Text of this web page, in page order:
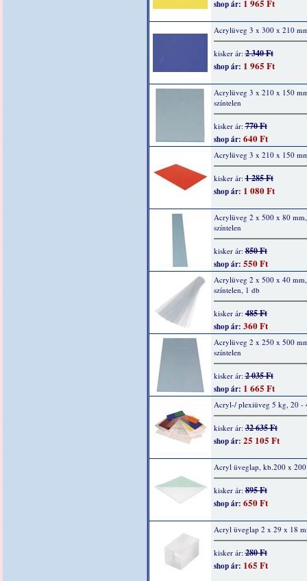
shop ár: 1 965 Ft
Acrylüveg 3 x 300 x 210
kisker ár:2 340 Ft
shop ár: 1 965 Ft
Acrylüveg 3 x 210 x 150
színtelen
kisker ár:770 Ft
shop ár: 640 Ft
Acrylüveg 3 x 210 x 150
kisker ár:1 285 Ft
shop ár: 1 080 Ft
Acrylüveg 2 x 500 x 80 mm,
színtelen
kisker ár:850 Ft
shop ár: 550 Ft
Acrylüveg 2 x 500 x 40 mm,
színtelen, 1 db
kisker ár:485 Ft
shop ár: 360 Ft
Acrylüveg 2 x 250 x 500
színtelen
kisker ár:2 035 Ft
shop ár: 1 665 Ft
Acryl-/ plexiüveg 5 kg, 20 -
kisker ár:32 635 Ft
shop ár: 25 105 Ft
Acryl üveglap, kb.200 x
kisker ár:895 Ft
shop ár: 650 Ft
Acryl üveglap 2 x 29 x 18
kisker ár:280 Ft
shop ár: 165 Ft